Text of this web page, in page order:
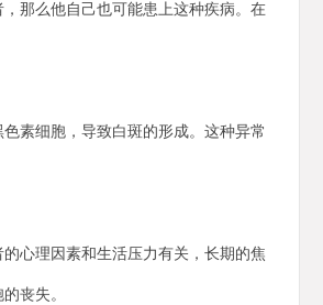
那么他自己也可能患上这种疾病。在
素细胞，导致白斑的形成。这种异常
心理因素和生活压力有关，长期的焦
丧失。